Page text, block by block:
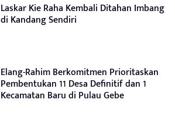
Laskar Kie Raha Kembali Ditahan Imbang
di Kandang Sendiri
Elang-Rahim Berkomitmen Prioritaskan
Pembentukan 11 Desa Definitif dan 1
Kecamatan Baru di Pulau Gebe